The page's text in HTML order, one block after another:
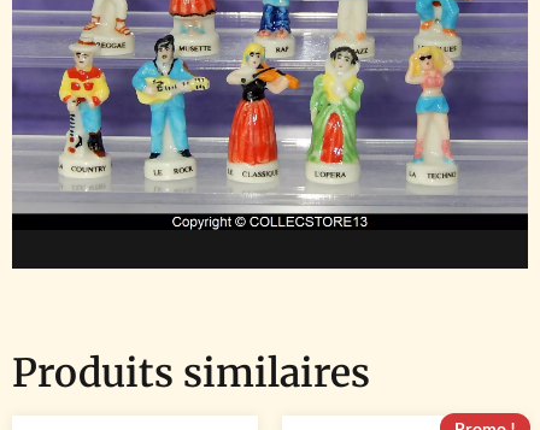
Produits similaires